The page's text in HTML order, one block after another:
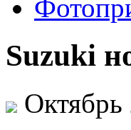
Suzuki